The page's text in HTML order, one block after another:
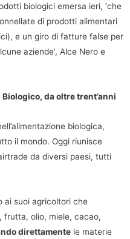
biologici emersa ieri, ‘che
di prodotti alimentari
e un giro di fatture false per
aziende’, Alce Nero e
da oltre trent’anni
biologica,
il mondo. Oggi riunisce
da diversi paesi, tutti
ai suoi agricoltori che
frutta, olio, miele, cacao,
direttamente le materie